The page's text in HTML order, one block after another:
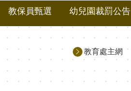
教保員甄選 幼兒園裁罰公告
教育處主網